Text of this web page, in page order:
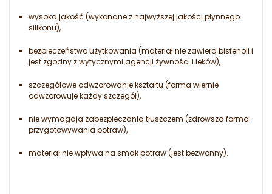
wysoka jakość (wykonane z najwyższej jakości płynnego
silikonu),
bezpieczeństwo użytkowania (materiał nie zawiera bisfenoli i
jest zgodny z wytycznymi agencji żywności i leków),
szczegółowe odwzorowanie kształtu (forma wiernie
odwzorowuje każdy szczegół),
nie wymagają zabezpieczania tłuszczem (zdrowsza forma
przygotowywania potraw),
materiał nie wpływa na smak potraw (jest bezwonny).